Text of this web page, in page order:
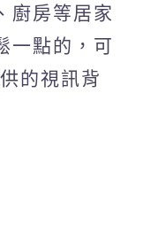
廚房等居家
一點的，可
的視訊背